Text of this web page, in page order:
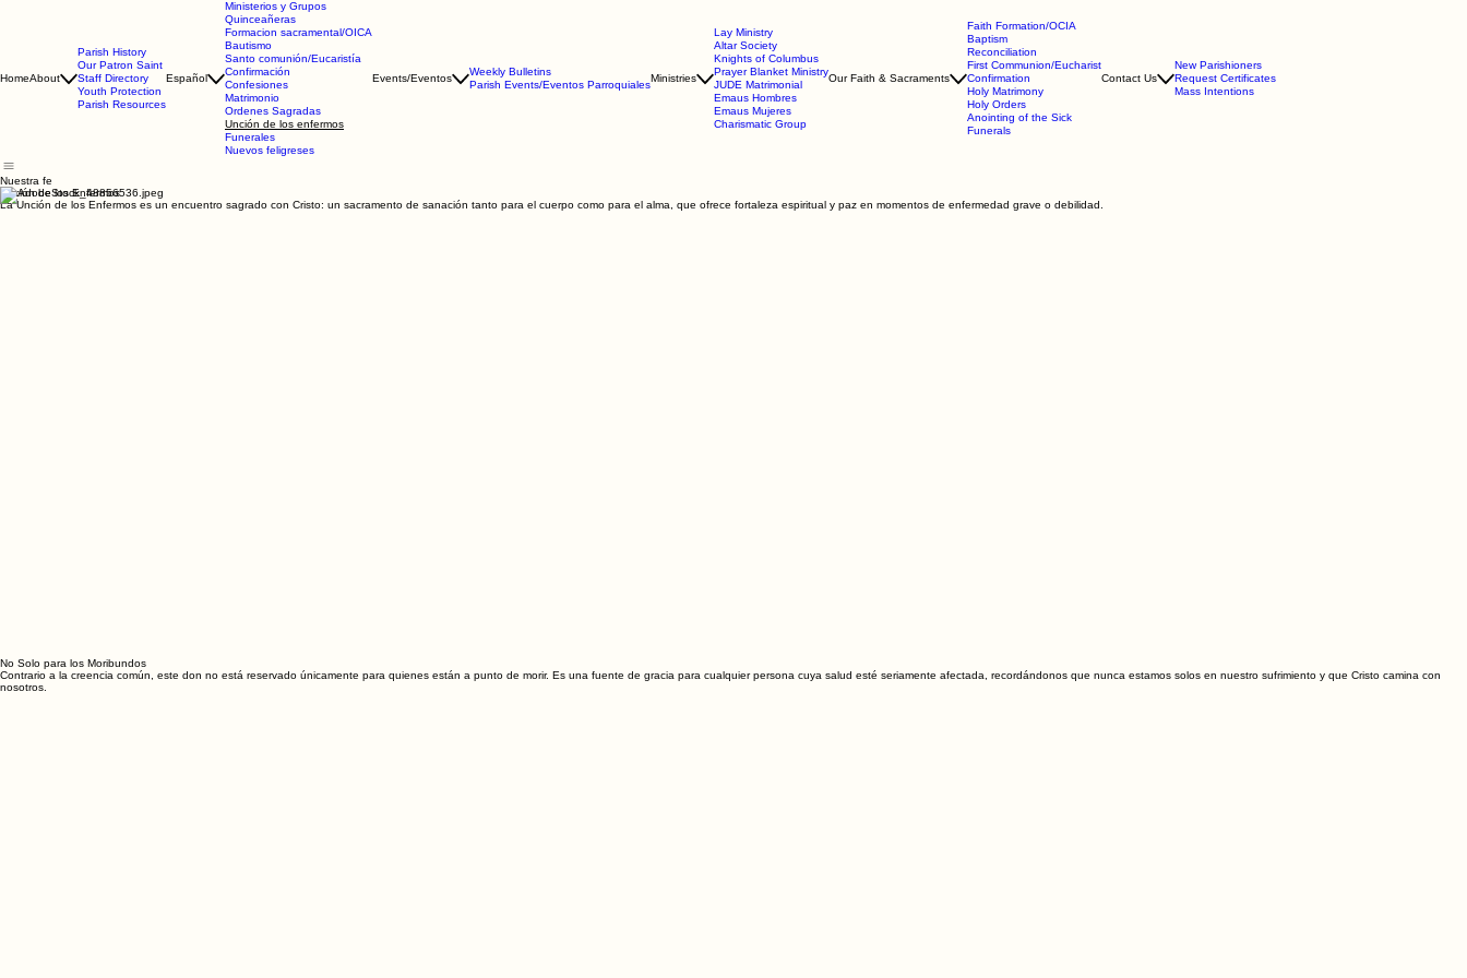
HomeAbout
Parish History
Our Patron Saint
Staff Directory
Youth Protection
Parish Resources
Español
Ministerios y Grupos
Quinceañeras
Formacion sacramental/OICA
Bautismo
Santo comunión/Eucaristía
Confirmación
Confesiones
Matrimonio
Ordenes Sagradas
Unción de los enfermos
Funerales
Nuevos feligreses
Events/Eventos
Weekly Bulletins
Parish Events/Eventos Parroquiales
Ministries
Lay Ministry
Altar Society
Knights of Columbus
Prayer Blanket Ministry
JUDE Matrimonial
Emaus Hombres
Emaus Mujeres
Charismatic Group
Our Faith & Sacraments
Faith Formation/OCIA
Baptism
Reconciliation
First Communion/Eucharist
Confirmation
Holy Matrimony
Holy Orders
Anointing of the Sick
Funerals
Contact Us
New Parishioners
Request Certificates
Mass Intentions
Nuestra fe
Unción de los Enfermos
La Unción de los Enfermos es un encuentro sagrado con Cristo: un sacramento de sanación tanto para el cuerpo como para el alma, que ofrece fortaleza espiritual y paz en momentos de enfermedad grave o debilidad.
No Solo para los Moribundos
Contrario a la creencia común, este don no está reservado únicamente para quienes están a punto de morir. Es una fuente de gracia para cualquier persona cuya salud esté seriamente afectada, recordándonos que nunca estamos solos en nuestro sufrimiento y que Cristo camina con
nosotros.